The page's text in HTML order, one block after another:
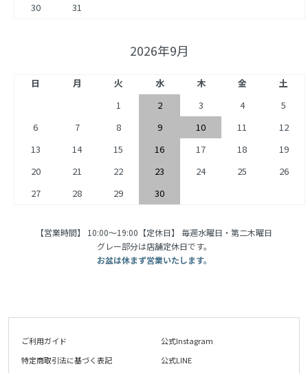
30
31
2026年9月
日 月 火 水 木 金
土
1
2 3 4
5
6
7 8 9 10 11
12
13
14 15 16 17 18
19
20
21 22 23 24 25
26
27
28 29 30
【営業時間】 10:00〜19:00【定休日】 毎週水曜日・第二木曜日
グレー部分は店舗定休日です。
お盆は休まず営業いたします。
ご利用ガイド
特定商取引法に基づく表記
公式Instagram
公式LINE